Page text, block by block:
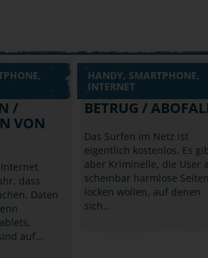
/
VON
dass
Daten
auf…
HANDY, SMARTPHONE,
INTERNET
BETRUG /
Das Surfen im Netz ist
eigentlich kostenlos. Es
aber Kriminelle, die User
scheinbar harmlose Seiten
locken wollen, auf denen
sich…